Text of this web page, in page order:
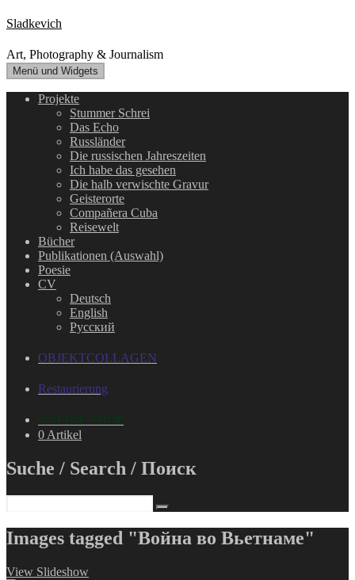
Zum
Inhalt
springen
Sladkevich
Art, Photography & Journalism
Menü und Widgets
Projekte
Stummer Schrei
Das Echo
Russländer
Die russischen Jahreszeiten
Ich habe das gesehen
Die halb verwischte Gravur
Geisterorte
Compañera Cuba
Reisewelt
Bücher
Publikationen (Auswahl)
Poesie
CV
Deutsch
English
Русский
OBJEKTCOLLAGEN
Restaurierung
ONLINE-SHOP
0 Artikel
Suche / Search / Поиск
Images tagged "Война во Вьетнаме"
View Slideshow